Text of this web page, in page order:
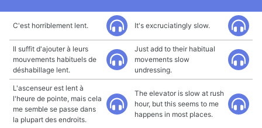
C'est horriblement lent. It's excruciatingly slow.
Il suffit d'ajouter à leurs
mouvements habituels de
déshabillage lent.
Just add to their habitual
movements slow
undressing.
L'ascenseur est lent à
l'heure de pointe, mais cela
me semble se passe dans
la plupart des endroits.
The elevator is slow at rush
hour, but this seems to me
happens in most places.